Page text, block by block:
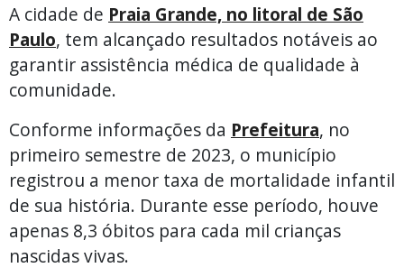
A cidade de Praia Grande, no litoral de São
Paulo, tem alcançado resultados notáveis ao
garantir assistência médica de qualidade à
comunidade.
Conforme informações da Prefeitura, no
primeiro semestre de 2023, o município
registrou a menor taxa de mortalidade infantil
de sua história. Durante esse período, houve
apenas 8,3 óbitos para cada mil crianças
nascidas vivas.